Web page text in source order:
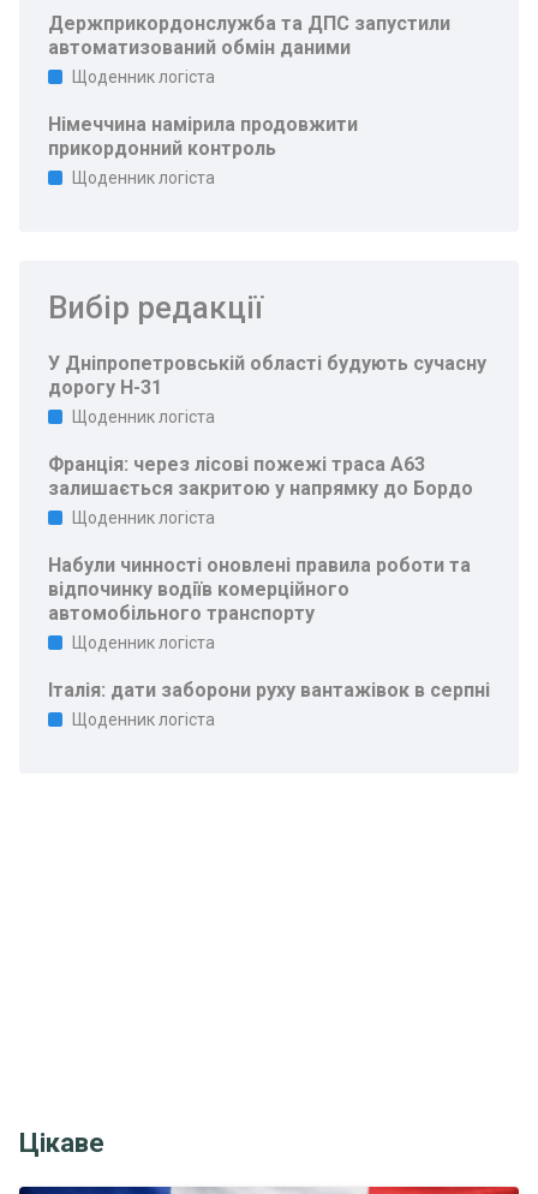
Держприкордонслужба та ДПС запустили
автоматизований обмін даними
Щоденник логіста
Німеччина намірила продовжити
прикордонний контроль
Щоденник логіста
Вибір редакції
У Дніпропетровській області будують сучасну
дорогу Н-31
Щоденник логіста
Франція: через лісові пожежі траса A63
залишається закритою у напрямку до Бордо
Щоденник логіста
Набули чинності оновлені правила роботи та
відпочинку водіїв комерційного
автомобільного транспорту
Щоденник логіста
Італія: дати заборони руху вантажівок в серпні
Щоденник логіста
Цікаве